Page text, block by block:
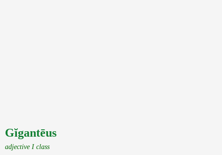
Gĭgantēus
adjective I class